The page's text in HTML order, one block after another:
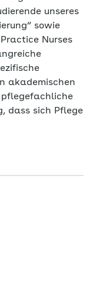
unseres
sowie
Nurses
akademischen
pflegefachliche
dass sich Pflege